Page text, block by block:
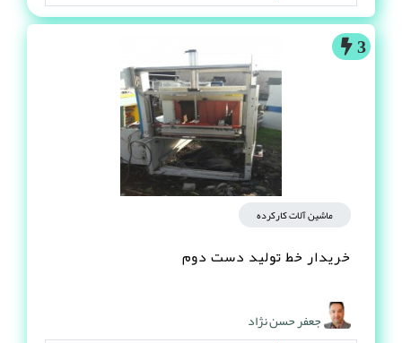
3
ماشین آلات کارکرده
خریدار خط تولید دست دوم
جعفر حسن نژاد